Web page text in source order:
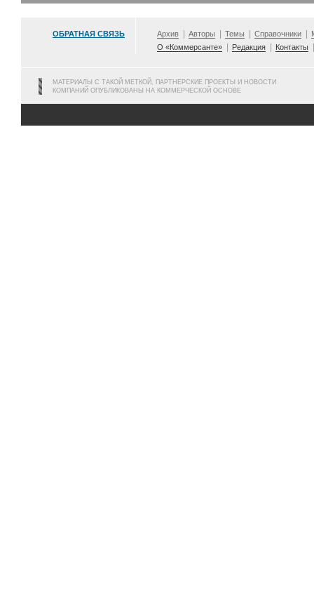
ОБРАТНАЯ СВЯЗЬ Архив Авторы Темы Справочники
О «Коммерсанте»
Редакция Контакты
МАТЕРИАЛЫ С ТАКОЙ МЕТКОЙ, ПАРТНЕРСКИЕ ПРОЕКТЫ И НОВОСТИ
КОМПАНИЙ ОПУБЛИКОВАНЫ НА КОММЕРЧЕСКОЙ ОСНОВЕ